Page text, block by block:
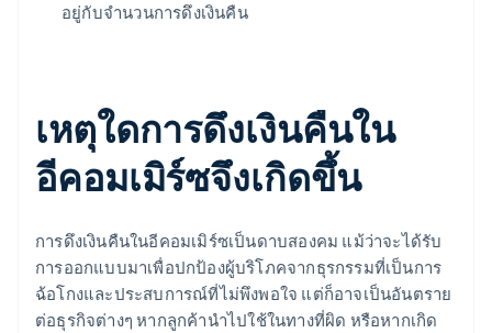
อยู่กับจํานวนการดึงเงินคืน
เหตุใดการดึงเงินคืนใน
อีคอมเมิร์ซจึงเกิดขึ้น
การดึงเงินคืนในอีคอมเมิร์ซเป็นดาบสองคม แม้ว่าจะได้รับ
การออกแบบมาเพื่อปกป้องผู้บริโภคจากธุรกรรมที่เป็นการ
ฉ้อโกงและประสบการณ์ที่ไม่พึงพอใจ แต่ก็อาจเป็นอันตราย
ต่อธุรกิจต่างๆ หากลูกค้านําไปใช้ในทางที่ผิด หรือหากเกิด